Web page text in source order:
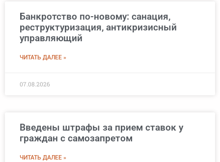
Банкротство по-новому: санация,
реструктуризация, антикризисный
управляющий
ЧИТАТЬ ДАЛЕЕ »
07.08.2026
Введены штрафы за прием ставок у
граждан с самозапретом
ЧИТАТЬ ДАЛЕЕ »